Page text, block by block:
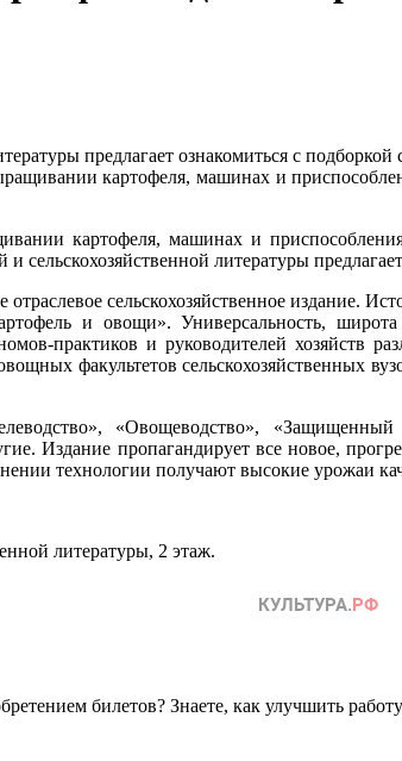
предлагает ознакомиться с
картофеля, машинах и
картофеля, машинах и
сельскохозяйственной литературы
сельскохозяйственное издание.
и овощи». Универсальность,
практиков и руководителей хозяйств
факультетов сельскохозяйственных
«Овощеводство»,
Издание пропагандирует все новое,
технологии получают высокие урожаи
литературы, 2 этаж.
билетов? Знаете, как улучшить